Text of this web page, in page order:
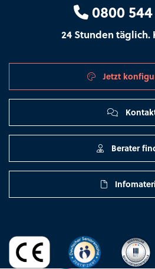
0800
24 Stunden täglich.
Jetzt
Berater